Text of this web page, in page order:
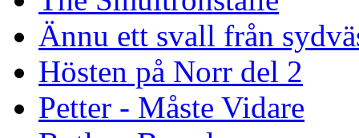
Ännu ett svall från
Hösten på Norr del 2
Petter - Måste Vidare